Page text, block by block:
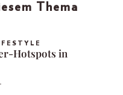
Thema
Hotspots in